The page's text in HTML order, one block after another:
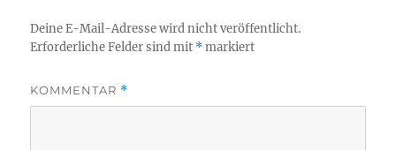
Deine E-Mail-Adresse wird nicht veröffentlicht.
Erforderliche Felder sind mit *markiert
KOMMENTAR *